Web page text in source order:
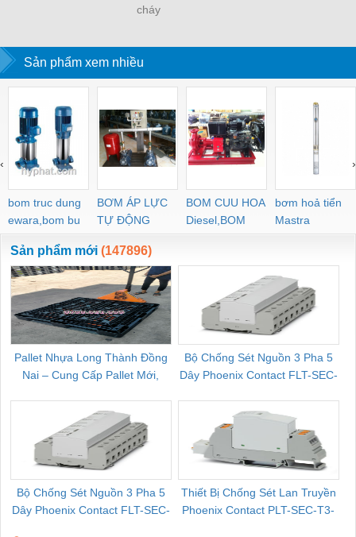
cháy
Sản phẩm xem nhiều
bom truc dung
ewara,bom bu
ewara
BƠM ÁP LỰC
TỰ ĐỘNG
BOM CUU HOA
Diesel,BOM
CHUA CHAY
bơm hoả tiển
Mastra
‹ ›
Sản phẩm mới (147896)
Pallet Nhựa Long Thành Đồng
Nai – Cung Cấp Pallet Mới,
Bộ Chống Sét Nguồn 3 Pha 5
Dây Phoenix Contact FLT-SEC-
Bộ Chống Sét Nguồn 3 Pha 5
Dây Phoenix Contact FLT-SEC-
Thiết Bị Chống Sét Lan Truyền
Phoenix Contact PLT-SEC-T3-